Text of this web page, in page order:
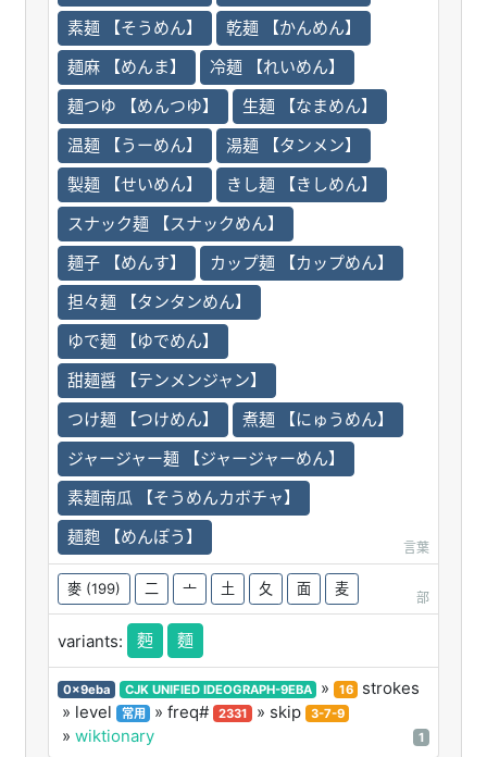
素麺 【そうめん】
乾麺 【かんめん】
麺麻 【めんま】
冷麺 【れいめん】
麺つゆ 【めんつゆ】
生麺 【なまめん】
温麺 【うーめん】
湯麺 【タンメン】
製麺 【せいめん】
きし麺 【きしめん】
スナック麺 【スナックめん】
麺子 【めんす】
カップ麺 【カップめん】
担々麺 【タンタンめん】
ゆで麺 【ゆでめん】
甜麺醤 【テンメンジャン】
つけ麺 【つけめん】
煮麺 【にゅうめん】
ジャージャー麺 【ジャージャーめん】
素麺南瓜 【そうめんカボチャ】
麺麭 【めんぽう】
言葉
麥 (199) 二 亠 土 夂 面 麦
部
variants: 麪 麵
0x9eba CJK UNIFIED IDEOGRAPH-9EBA » 16
strokes
» level
常用 » freq# 2331 » skip 3-7-9
» wiktionary 1